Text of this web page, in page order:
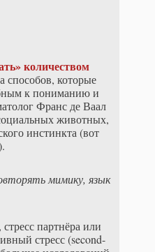
количеством
способов, которые
к пониманию и
Франс де Ваал
животных,
инстинкта (вот
мимику, язык
партнёра или
стресс (second-